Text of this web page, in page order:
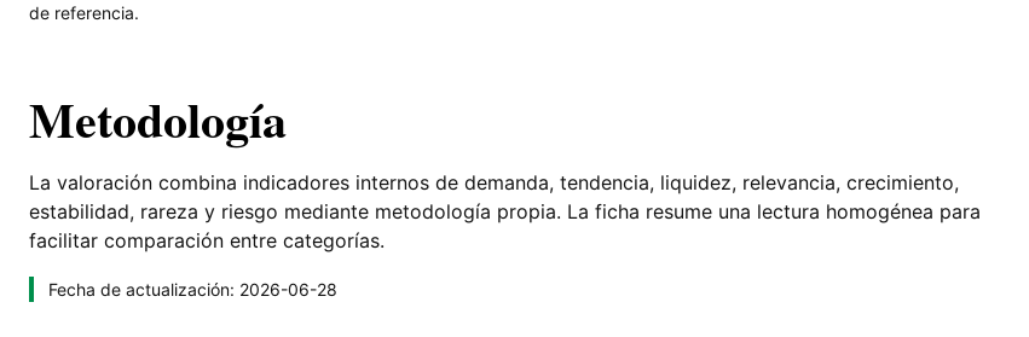
de referencia.
Metodología
La valoración combina indicadores internos de demanda, tendencia, liquidez, relevancia, crecimiento,
estabilidad, rareza y riesgo mediante metodología propia. La ficha resume una lectura homogénea para
facilitar comparación entre categorías.
Fecha de actualización: 2026-06-28